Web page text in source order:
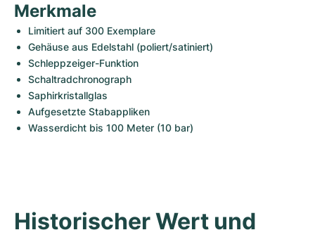
Merkmale
Limitiert auf 300 Exemplare
Gehäuse aus Edelstahl (poliert/satiniert)
Schleppzeiger-Funktion
Schaltradchronograph
Saphirkristallglas
Aufgesetzte Stabappliken
Wasserdicht bis 100 Meter (10 bar)
Historischer Wert und